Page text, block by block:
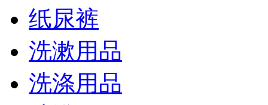
纸尿裤
洗漱用品
洗涤用品